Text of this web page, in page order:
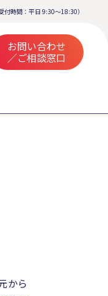
受付時間：平日 9:30～18:30）
お問い合わせ
／ご相談窓口
から